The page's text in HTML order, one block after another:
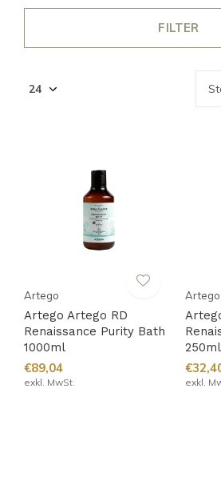
FILTER
Artego
Artego Artego RD
Renaissance Purity Bath
1000ml
€89,04
exkl. MwSt.
Artego
250ml
exkl.